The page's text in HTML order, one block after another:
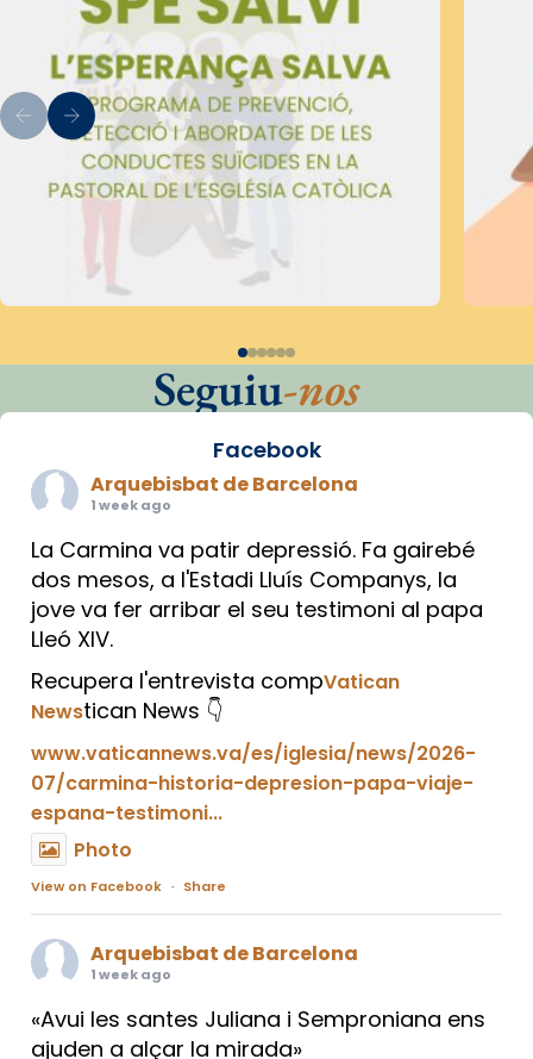
Seguiu-nos
Facebook
Arquebisbat de Barcelona
1 week ago
La Carmina va patir depressió. Fa gairebé
dos mesos, a l'Estadi Lluís Companys, la
jove va fer arribar el seu testimoni al papa
Lleó XIV.
Recupera l'entrevista compVatican
Newstican News 👇
www.vaticannews.va/es/iglesia/news/2026-
07/carmina-historia-depresion-papa-viaje-
espana-testimoni...
Photo
View on Facebook · Share
Arquebisbat de Barcelona
1 week ago
«Avui les santes Juliana i Semproniana ens
ajuden a alçar la mirada»